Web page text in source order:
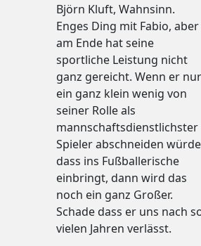
Björn Kluft, Wahnsinn.
Enges Ding mit Fabio, aber
am Ende hat seine
sportliche Leistung nicht
ganz gereicht. Wenn er nur
ein ganz klein wenig von
seiner Rolle als
mannschaftsdienstlichster
Spieler abschneiden
dass ins Fußballerische
einbringt, dann wird das
noch ein ganz Großer.
Schade dass er uns nach
vielen Jahren verlässt.